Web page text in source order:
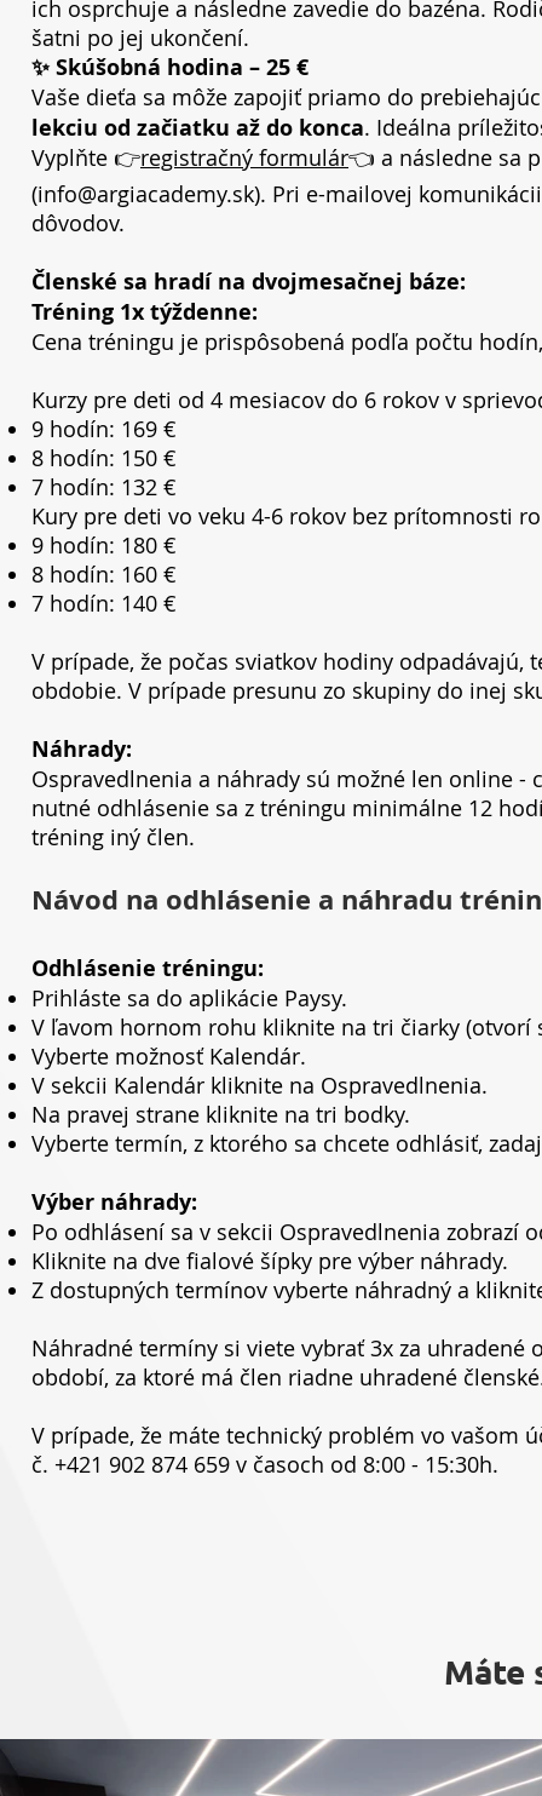
ich osprchuje a následne zavedie do bazéna.
šatni po jej ukončení.
✨ Skúšobná hodina – 25 €
Vaše dieťa sa môže zapojiť priamo do
lekciu od začiatku až do konca. Ideálna
Vyplňte 👉registračný formulár👈 a následne sa
(info@argiacademy.sk). Pri e-mailovej
dôvodov.
Členské sa hradí na dvojmesačnej báze:
Tréning 1x týždenne:
Cena tréningu je prispôsobená podľa počtu
Kurzy pre deti od 4 mesiacov do 6 rokov v
9 hodín: 169 €
8 hodín: 150 €
7 hodín: 132 €
Kury pre deti vo veku 4-6 rokov bez prítomnosti
9 hodín: 180 €
8 hodín: 160 €
7 hodín: 140 €
V prípade, že počas sviatkov hodiny
obdobie. V prípade presunu zo skupiny do inej
Náhrady:
Ospravedlnenia a náhrady sú možné len online -
nutné odhlásenie sa z tréningu minimálne 12
tréning iný člen.
Návod na odhlásenie a náhradu
Odhlásenie tréningu:
Prihláste sa do aplikácie Paysy.
V ľavom hornom rohu kliknite na tri čiarky (otvorí
Vyberte možnosť Kalendár.
V sekcii Kalendár kliknite na Ospravedlnenia.
Na pravej strane kliknite na tri bodky.
Vyberte termín, z ktorého sa chcete odhlásiť,
Výber náhrady:
Po odhlásení sa v sekcii Ospravedlnenia zobrazí
Kliknite na dve fialové šípky pre výber náhrady.
Z dostupných termínov vyberte náhradný a
Náhradné termíny si viete vybrať 3x za
období, za ktoré má člen riadne uhradené
V prípade, že máte technický problém vo vašom
č. +421 902 874 659 v časoch od 8:00 - 15:30h.
Máte